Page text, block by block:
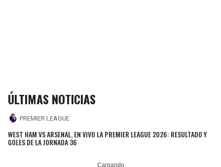
ÚLTIMAS NOTICIAS
PREMIER LEAGUE
WEST HAM VS ARSENAL, EN VIVO LA PREMIER LEAGUE 2026: RESULTADO Y
GOLES DE LA JORNADA 36